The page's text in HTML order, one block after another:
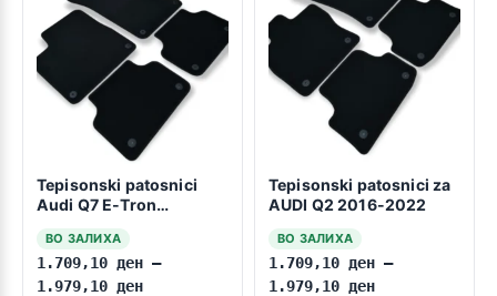
Tepisonski patosnici
Audi Q7 E-Tron
ВО ЗАЛИХА
1.709,10 ден –
1.979,10 ден
Tepisonski patosnici za
AUDI Q2 2016-2022
ВО ЗАЛИХА
1.709,10 ден –
1.979,10 ден